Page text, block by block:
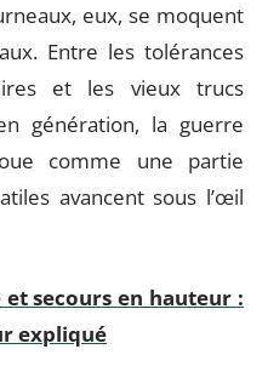
eux, se moquent
Entre les tolérances
et les vieux trucs
génération, la guerre
comme une partie
avancent sous l’œil
et secours en hauteur :
expliqué